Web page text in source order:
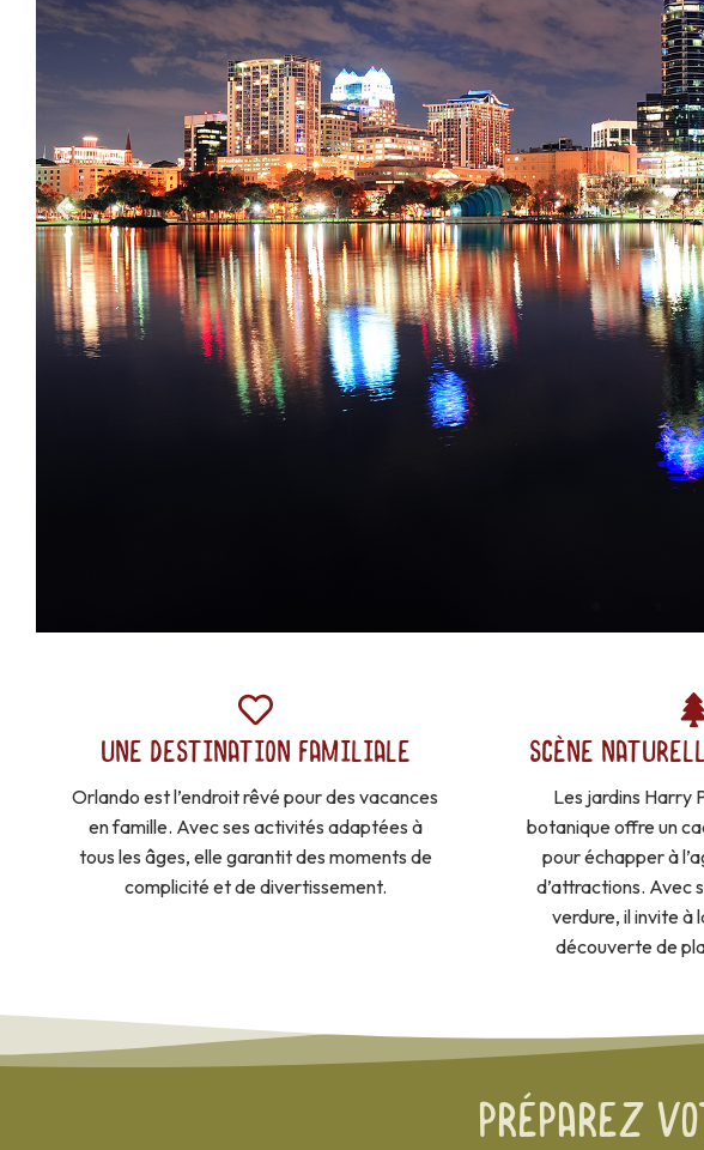
UNE DESTINATION FAMILIALE
Orlando est l’endroit rêvé pour des vacances
en famille. Avec ses activités adaptées à
tous les âges, elle garantit des moments de
complicité et de divertissement.
SCÈNE
Les jardins Harry
botanique offre un
pour échapper à
d’attractions. Avec
verdure, il invite à
découverte de
Préparez